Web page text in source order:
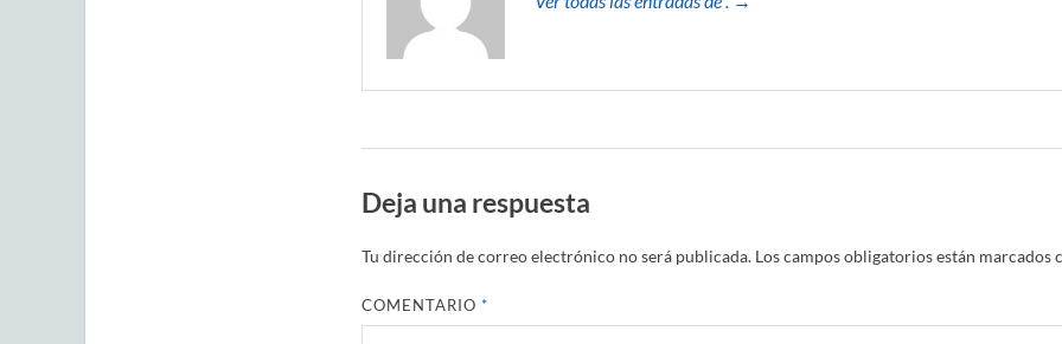
Deja una respuesta
Tu dirección de correo electrónico no será publicada. Los campos obligatorios están marcados
COMENTARIO *